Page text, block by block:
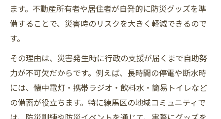
ます。不動産所有者や居住者が自発的に防災グッズを準
備することで、災害時のリスクを大きく軽減できるので
す。
その理由は、災害発生時に行政の支援が届くまで自助努
力が不可欠だからです。例えば、長時間の停電や断水時
には、懐中電灯・携帯ラジオ・飲料水・簡易トイレなど
の備蓄が役立ちます。特に練馬区の地域コミュニティで